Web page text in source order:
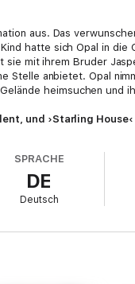
aus. Das
hatte sich Opal in
mit ihrem Bruder
Stelle anbietet. Opal
heimsuchen und
und ›Starling
SPRACHE
DE
Deutsch